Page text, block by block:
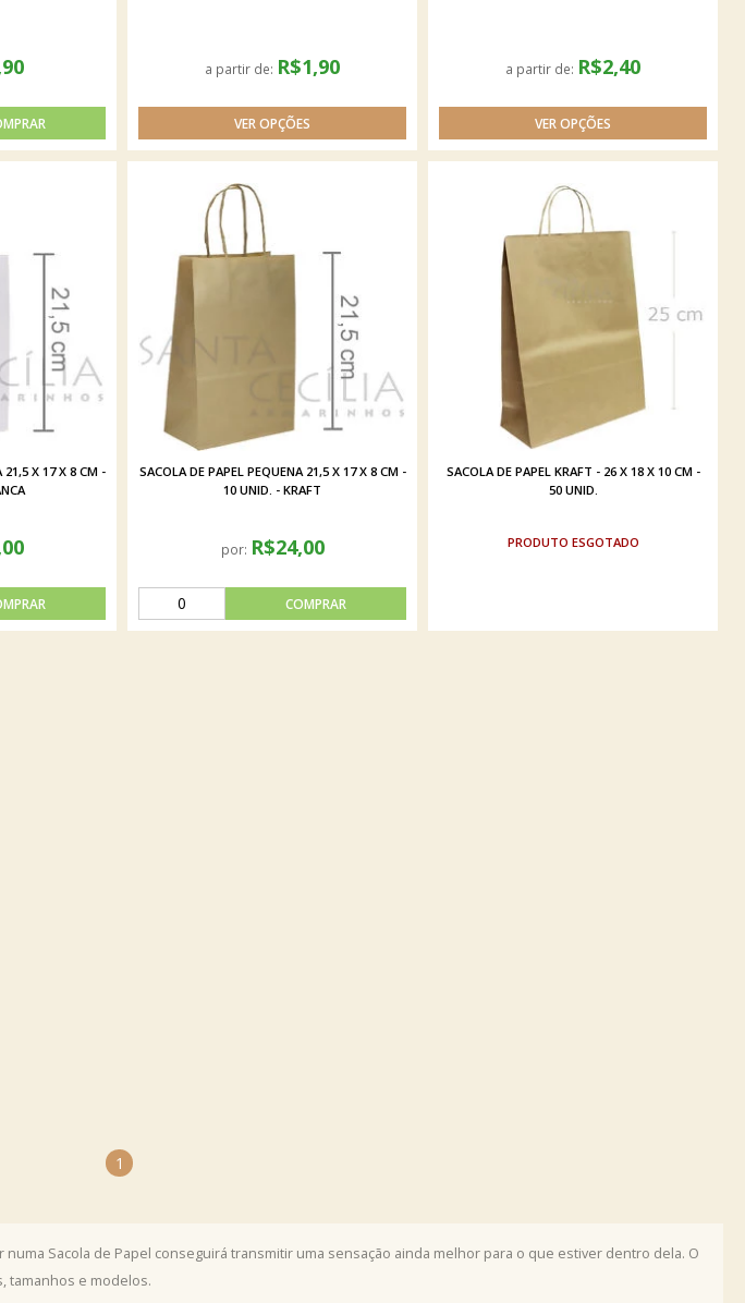
a partir de: R$1,90 a partir de: R$2,40
21,5 X 17 X 8 CM -
SACOLA DE PAPEL PEQUENA 21,5 X 17 X 8 CM -
10 UNID. - KRAFT
por: R$24,00
SACOLA DE PAPEL KRAFT - 26 X 18 X 10 CM -
50 UNID.
ESGOTADO
1
Sacola de Papel conseguirá transmitir uma sensação ainda melhor para o que estiver dentro dela. O
tamanhos e modelos.